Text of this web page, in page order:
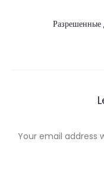
Your email address